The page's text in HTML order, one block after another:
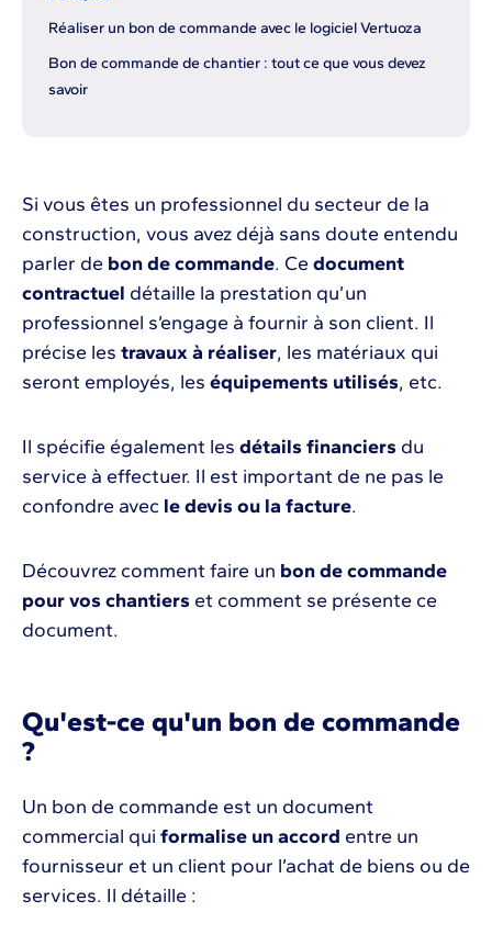
Réaliser un bon de commande avec le logiciel Vertuoza
Bon de commande de chantier : tout ce que vous devez
savoir
Si vous êtes un professionnel du secteur de la
construction, vous avez déjà sans doute entendu
parler de bon de commande. Ce document
contractuel détaille la prestation qu’un
professionnel s’engage à fournir à son client. Il
précise les travaux à réaliser, les matériaux qui
seront employés, les équipements utilisés, etc.
Il spécifie également les détails financiers du
service à effectuer. Il est important de ne pas le
confondre avec le devis ou la facture.
Découvrez comment faire un bon de commande
pour vos chantiers et comment se présente ce
document.
Qu'est-ce qu'un bon de commande
?
Un bon de commande est un document
commercial qui formalise un accord entre un
fournisseur et un client pour l’achat de biens ou de
services. Il détaille :